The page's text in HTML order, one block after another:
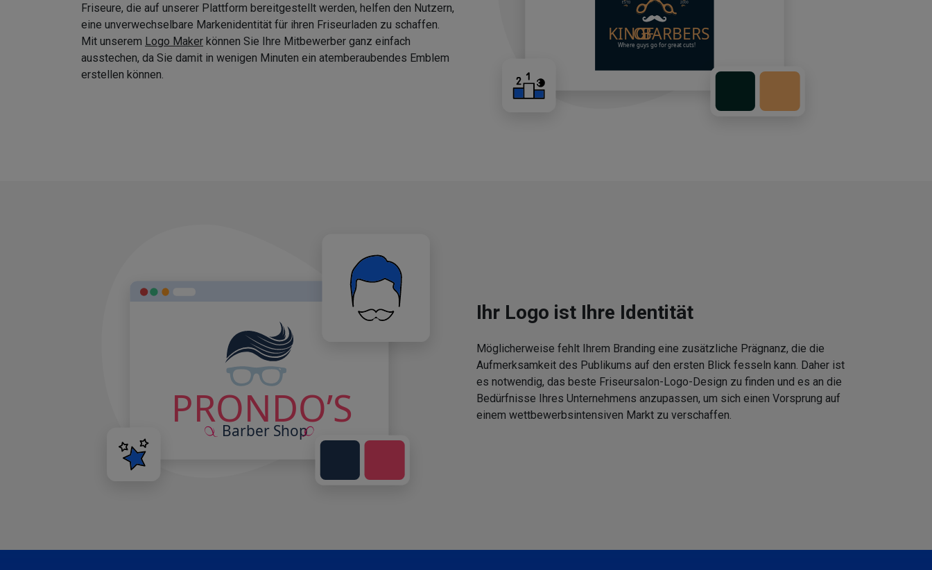
Friseure, die auf unserer Plattform bereitgestellt werden, helfen den Nutzern,
eine unverwechselbare Markenidentität für ihren Friseurladen zu schaffen.
Mit unserem Logo Maker können Sie Ihre Mitbewerber ganz einfach
ausstechen, da Sie damit in wenigen Minuten ein atemberaubendes Emblem
erstellen können.
Ihr Logo ist Ihre Identität
Möglicherweise fehlt Ihrem Branding eine zusätzliche Prägnanz, die die
Aufmerksamkeit des Publikums auf den ersten Blick fesseln kann. Daher ist
es notwendig, das beste Friseursalon-Logo-Design zu finden und es an die
Bedürfnisse Ihres Unternehmens anzupassen, um sich einen Vorsprung auf
einem wettbewerbsintensiven Markt zu verschaffen.